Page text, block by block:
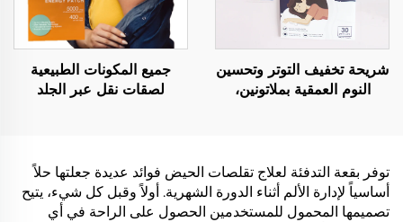
شريحة تخفيف التوتر وتحسين
النوم العمقية بملاتونين،
جميع المكونات الطبيعية
لصقات نقل عبر الجلد
توفر بقعة التدفئة لعلاج تقلصات الحيض فوائد عديدة جعلتها حلاً
أساسياً لإدارة الألم أثناء الدورة الشهرية. أولاً وقبل كل شيء، يتيح
تصميمها المحمول للمستخدمين الحصول على الراحة في أي